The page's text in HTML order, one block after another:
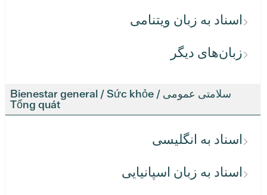
اسناد به زبان ویتنامی
زبان‌های دیگر
سلامتی عمومی / Bienestar general / Sức khỏe
Tổng quát
اسناد به انگلیسی
اسناد به زبان اسپانیایی